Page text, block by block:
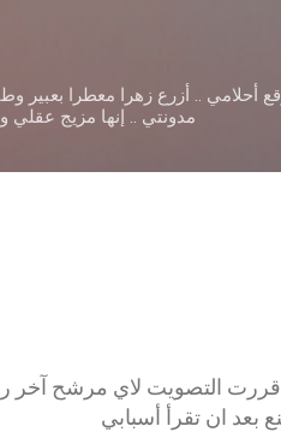
أحلامي .. أزرع زهرا معطرا
مدونتي .. إنها مزيج
التصويت لاي مرشح آخر
بعد ان تقرأ أسبابي